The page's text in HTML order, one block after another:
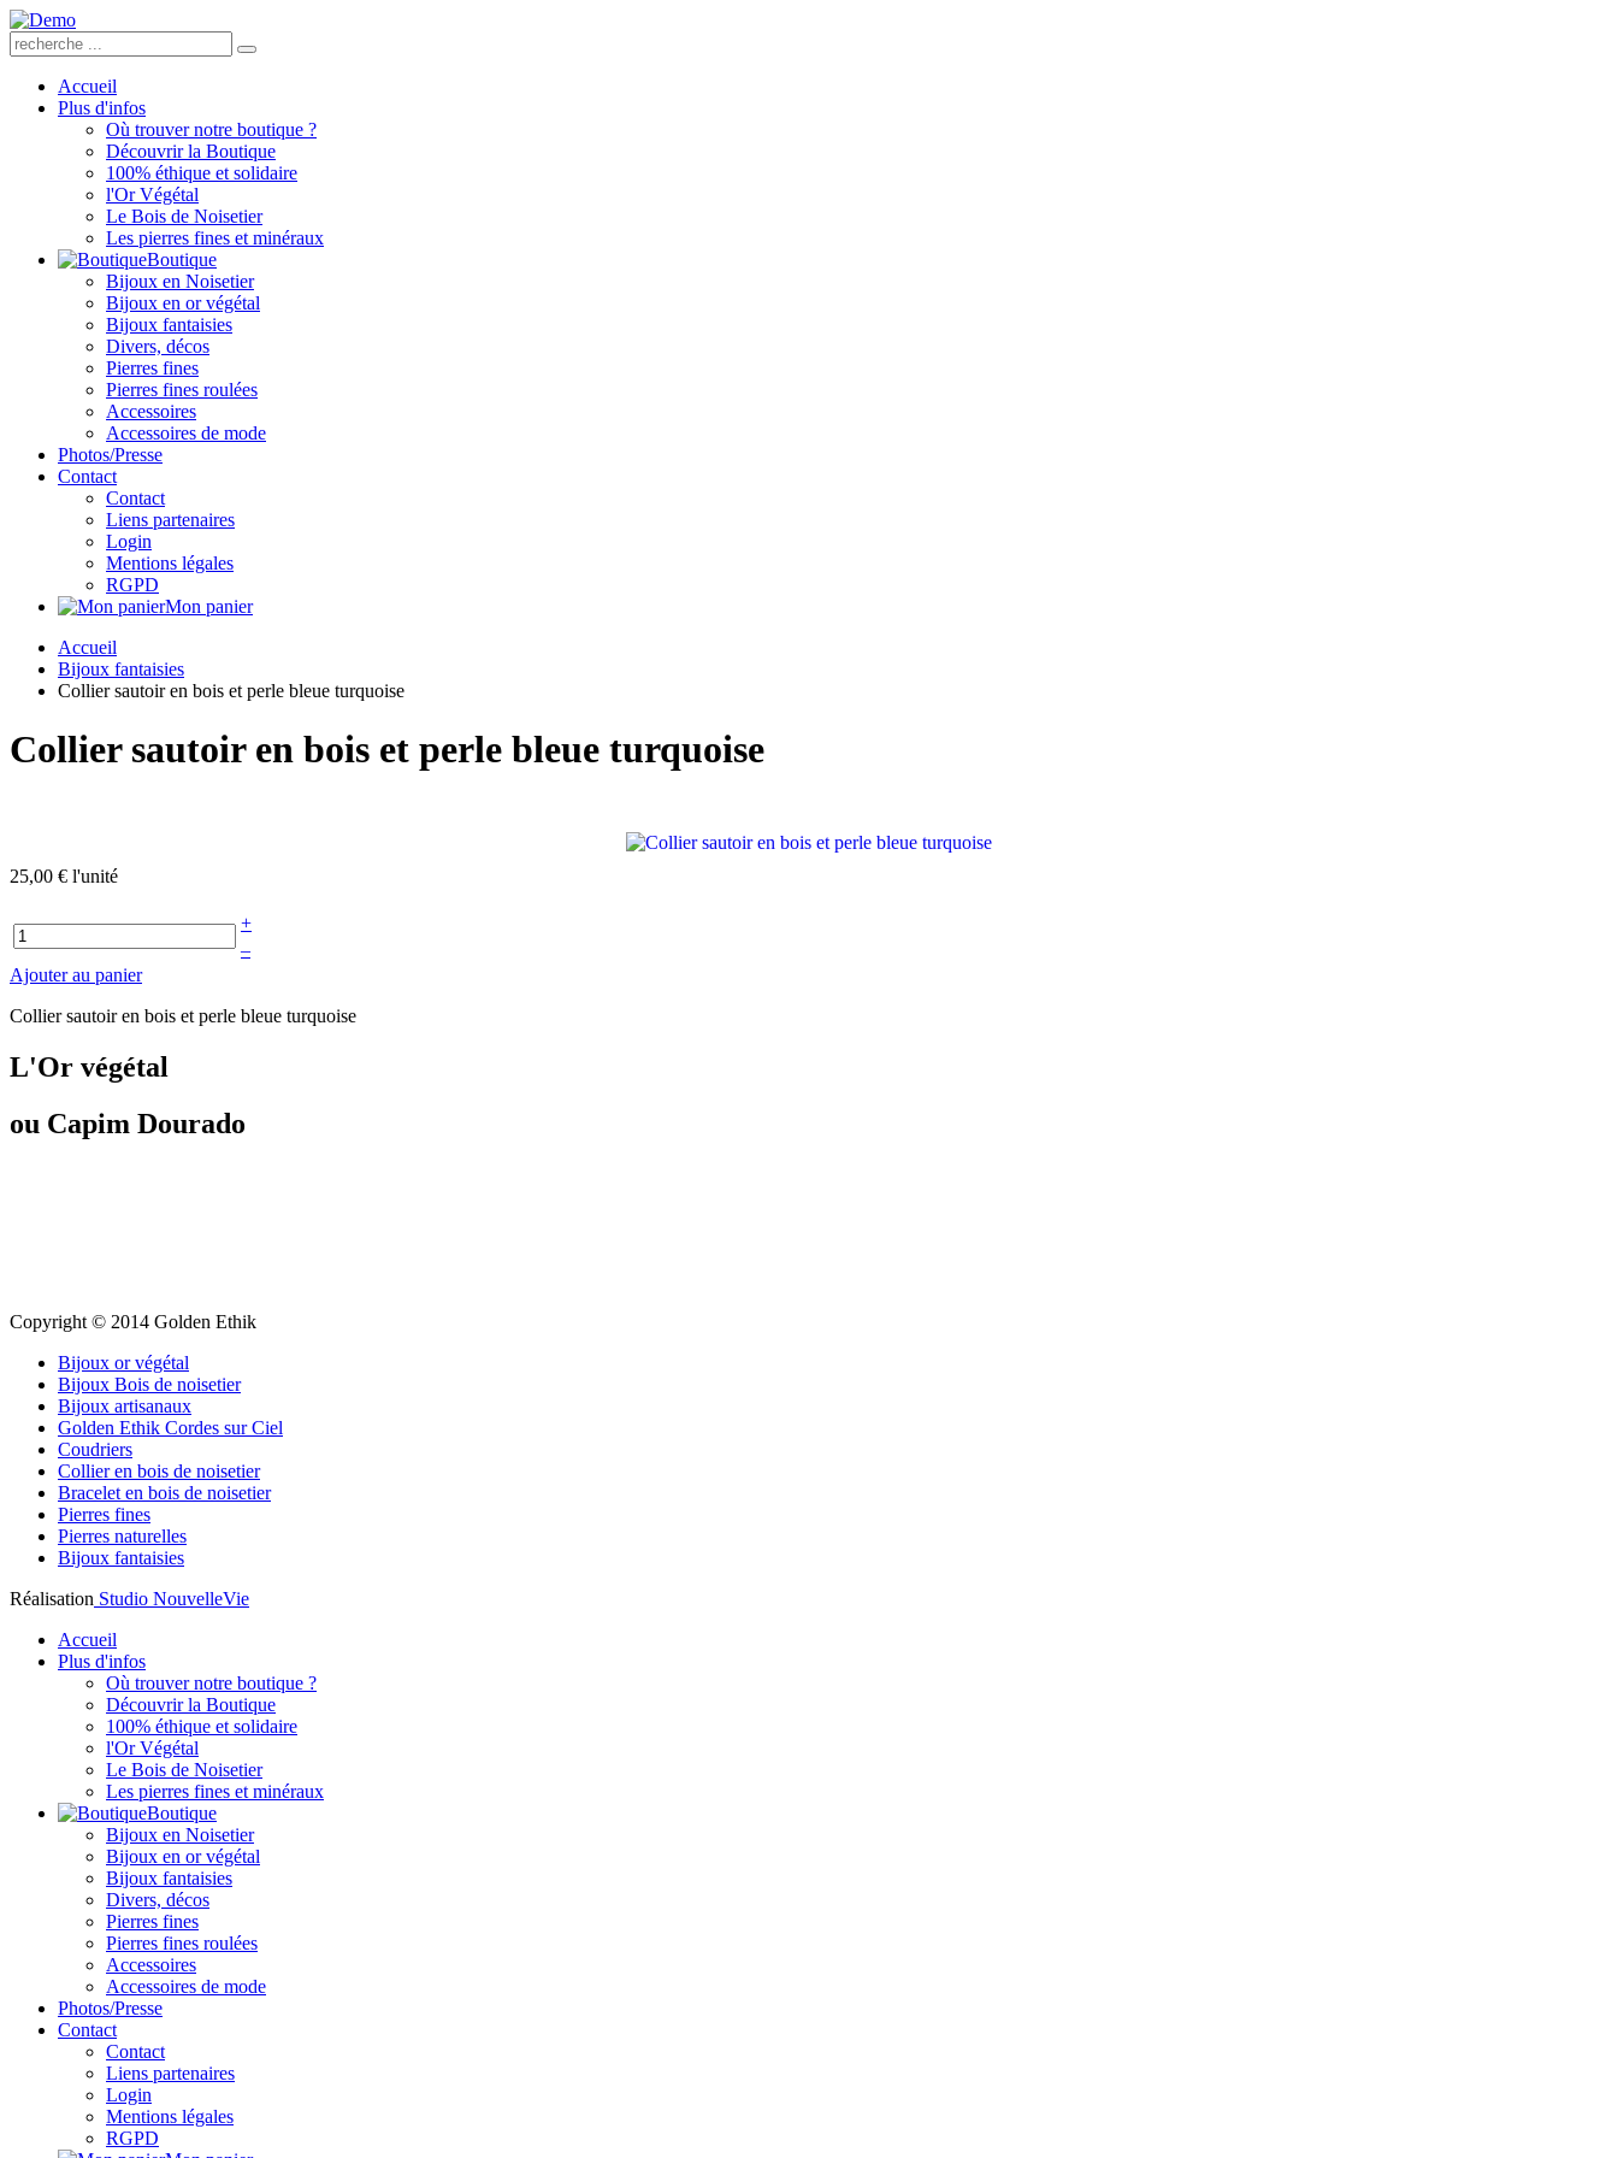
Accueil
Plus d'infos
Où trouver notre boutique ?
Découvrir la Boutique
100% éthique et solidaire
l'Or Végétal
Le Bois de Noisetier
Les pierres fines et minéraux
Boutique
Bijoux en Noisetier
Bijoux en or végétal
Bijoux fantaisies
Divers, décos
Pierres fines
Pierres fines roulées
Accessoires
Accessoires de mode
Photos/Presse
Contact
Contact
Liens partenaires
Login
Mentions légales
RGPD
Mon panier
Accueil
Bijoux fantaisies
Collier sautoir en bois et perle bleue turquoise
Collier sautoir en bois et perle bleue turquoise
25,00 € l'unité
+
–
Ajouter au panier
Collier sautoir en bois et perle bleue turquoise
L'Or végétal
ou Capim Dourado
Copyright © 2014 Golden Ethik
Bijoux or végétal
Bijoux Bois de noisetier
Bijoux artisanaux
Golden Ethik Cordes sur Ciel
Coudriers
Collier en bois de noisetier
Bracelet en bois de noisetier
Pierres fines
Pierres naturelles
Bijoux fantaisies
Réalisation Studio NouvelleVie
Accueil
Plus d'infos
Où trouver notre boutique ?
Découvrir la Boutique
100% éthique et solidaire
l'Or Végétal
Le Bois de Noisetier
Les pierres fines et minéraux
Boutique
Bijoux en Noisetier
Bijoux en or végétal
Bijoux fantaisies
Divers, décos
Pierres fines
Pierres fines roulées
Accessoires
Accessoires de mode
Photos/Presse
Contact
Contact
Liens partenaires
Login
Mentions légales
RGPD